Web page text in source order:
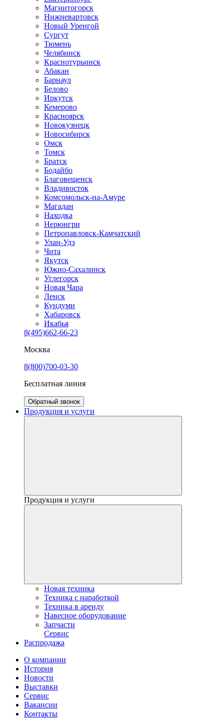
Магнитогорск
Нижневартовск
Новый Уренгой
Сургут
Тюмень
Челябинск
Краснотурьинск
Абакан
Барнаул
Белово
Иркутск
Кемерово
Красноярск
Новокузнецк
Новосибирск
Омск
Томск
Братск
Бодайбо
Благовещенск
Владивосток
Комсомольск-на-Амуре
Магадан
Находка
Нерюнгри
Петропавловск-Камчатский
Улан-Удэ
Чита
Якутск
Южно-Сахалинск
Углегорск
Новая Чара
Ленск
Кундуми
Хабаровск
Икабья
8(495)662-66-23
Москва
8(800)700-03-30
Бесплатная линия
Обратный звонок
Продукция и услуги
Продукция и услуги
Новая техника
Техника с наработкой
Техника в аренду
Навесное оборудование
Запчасти
Сервис
Распродажа
О компании
История
Новости
Выставки
Сервис
Вакансии
Контакты